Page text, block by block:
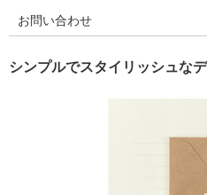
お問い合わせ
シンプルでスタイリッシュな